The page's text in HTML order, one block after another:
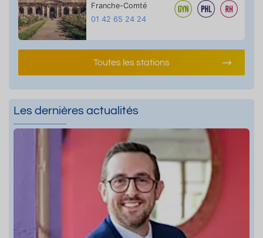
Franche-Comté
01 42 65 24 24
Toutes les stations
Les dernières actualités